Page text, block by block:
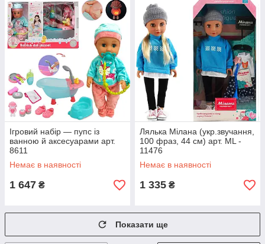
Ігровий набір — пупс із
ванною й аксесуарами арт.
8611
Немає в наявності
1 647 ₴
Лялька Мілана (укр.звучання,
100 фраз, 44 см) арт. ML -
11476
Немає в наявності
1 335 ₴
Показати ще